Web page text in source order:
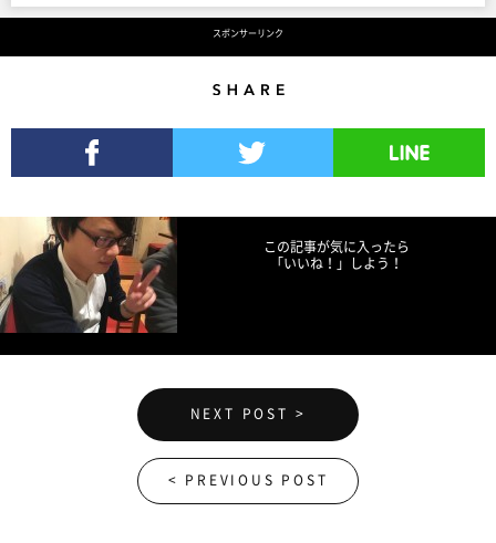
スポンサーリンク
この記事が気に入ったら
「いいね！」しよう！
NEXT POST >
< PREVIOUS POST